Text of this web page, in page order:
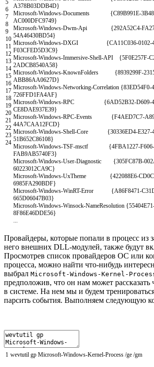
5
6
7
8
9
10
11
12
13
14
15
16
17
18
19
20
21
22
23
24
A378B03DDB4D}
Microsoft-Windows-Documents {C89B991E-3B48
AC000DFC9749}
Microsoft-Windows-Dwm-Api {292A52C4-
54A46430BD54}
Microsoft-Windows-DXGI {CA11C036-0102-
F03CFED5D3C9}
Microsoft-Windows-Immersive-Shell-API {5F0E257F-
2ADCB8540A58}
Microsoft-Windows-KnownFolders {8939299F-
ABB86AA0627D}
Microsoft-Windows-Networking-Correlation {83ED54F0-
726FFD1FA4AF}
Microsoft-Windows-RPC {6AD52B32-D609-
CE8DAE937E39}
Microsoft-Windows-RPC-Events {F4AED7C7-
44A7CAA12FCD}
Microsoft-Windows-Shell-Core {30336ED4-E327-
51B652C86108}
Microsoft-Windows-TSF-msctf {4FBA1227-F606-
FAB9AB5740F3}
Microsoft-Windows-User-Diagnostic {305FC87B-
60223012CA9C}
Microsoft-Windows-UxTheme {422088E6-CD0C
6985FA290BDF}
Microsoft-Windows-WinRT-Error {A86F8471-
665D06047B03}
Microsoft-Windows-Winsock-NameResolution {55404E71
8F86E46DDE56}
...
Провайдеры, которые попали в процесс из
него внешних DLL-модулей, также будут
Просмотрев список провайдеров ОС или
процесса, можно найти что-нибудь
выбрал Microsoft-Windows-Kernel-
предположив, что он нам может рассказать
в системе. На нем мы и будем
парсить события. Выполняем следующую
1 wevtutil gp Microsoft-Windows-Kernel-Process /ge /gm